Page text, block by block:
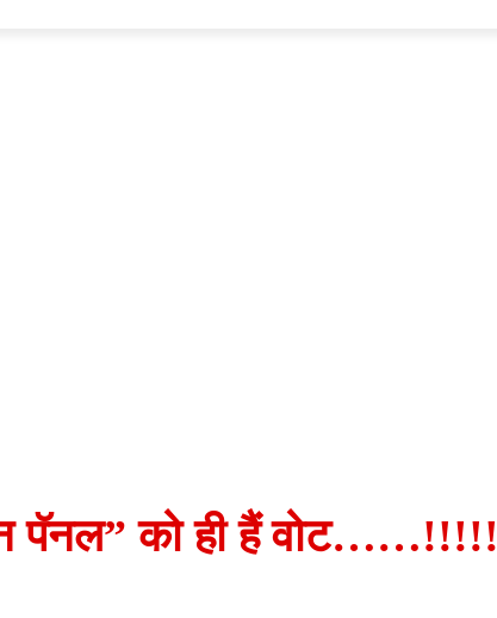
पॅनल” को ही हैं वोट……!!!!!